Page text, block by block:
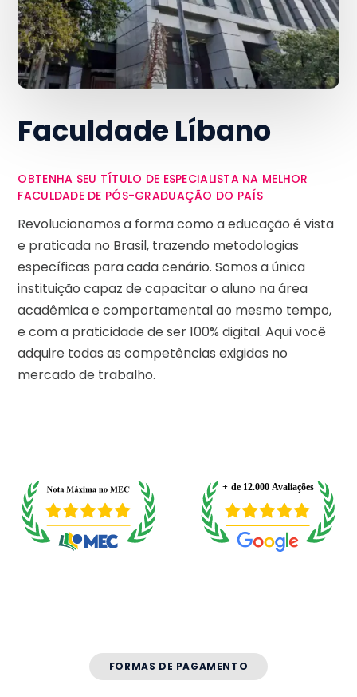
Faculdade Líbano
OBTENHA SEU TÍTULO DE ESPECIALISTA NA MELHOR
FACULDADE DE PÓS-GRADUAÇÃO DO PAÍS
Revolucionamos a forma como a educação é vista
e praticada no Brasil, trazendo metodologias
específicas para cada cenário. Somos a única
instituição capaz de capacitar o aluno na área
acadêmica e comportamental ao mesmo tempo,
e com a praticidade de ser 100% digital. Aqui você
adquire todas as competências exigidas no
mercado de trabalho.
FORMAS DE PAGAMENTO